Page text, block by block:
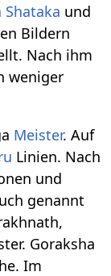
Shataka und
Bildern
Nach ihm
weniger
Meister. Auf
Linien. Nach
und
genannt
Goraksha
Im